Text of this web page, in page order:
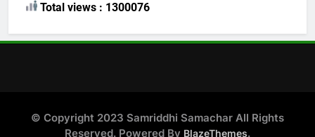
Total views : 1300076
© Copyright 2023 Samriddhi Samachar All Rights
Reserved. Powered By BlazeThemes.